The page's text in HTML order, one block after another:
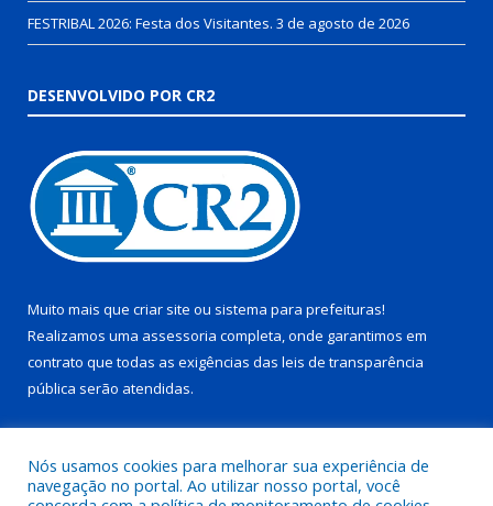
FESTRIBAL 2026: Festa dos Visitantes. 3 de agosto de 2026
DESENVOLVIDO POR CR2
Muito mais que criar site ou sistema para prefeituras!
Realizamos uma assessoria completa, onde garantimos em
contrato que todas as exigências das leis de transparência
pública serão atendidas.
Nós usamos cookies para melhorar sua experiência de
navegação no portal. Ao utilizar nosso portal, você